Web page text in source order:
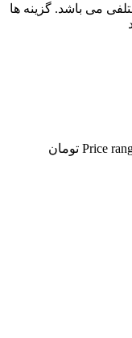
می باشد. گزینه ها
Price range: 478،000 تومان